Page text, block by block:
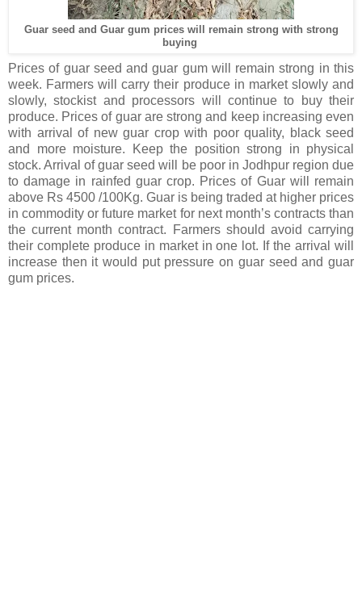
Guar seed and Guar gum prices will remain strong with strong
buying
Prices of guar seed and guar gum will remain strong in this
week. Farmers will carry their produce in market slowly and
slowly, stockist and processors will continue to buy their
produce. Prices of guar are strong and keep increasing even
with arrival of new guar crop with poor quality, black seed
and more moisture. Keep the position strong in physical
stock. Arrival of guar seed will be poor in Jodhpur region due
to damage in rainfed guar crop. Prices of Guar will remain
above Rs 4500 /100Kg. Guar is being traded at higher prices
in commodity or future market for next month’s contracts than
the current month contract. Farmers should avoid carrying
their complete produce in market in one lot. If the arrival will
increase then it would put pressure on guar seed and guar
gum prices.